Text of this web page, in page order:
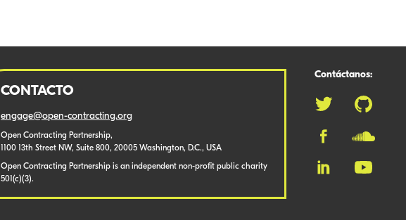
CONTACTO
engage@open-contracting.org
Open Contracting Partnership,
1100 13th Street NW, Suite 800, 20005 Washington, D.C., USA
Open Contracting Partnership is an independent non-profit public charity
501(c)(3).
Contáctanos: